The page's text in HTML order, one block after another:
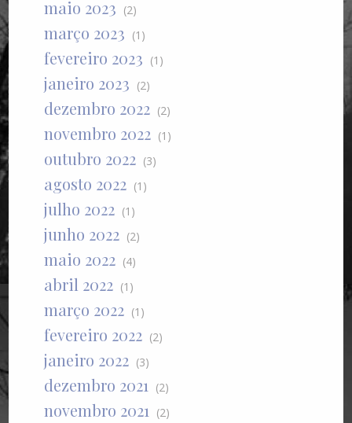
maio 2023 (2)
março 2023 (1)
fevereiro 2023 (1)
janeiro 2023 (2)
dezembro 2022 (2)
novembro 2022 (1)
outubro 2022 (3)
agosto 2022 (1)
julho 2022 (1)
junho 2022 (2)
maio 2022 (4)
abril 2022 (1)
março 2022 (1)
fevereiro 2022 (2)
janeiro 2022 (3)
dezembro 2021 (2)
novembro 2021 (2)